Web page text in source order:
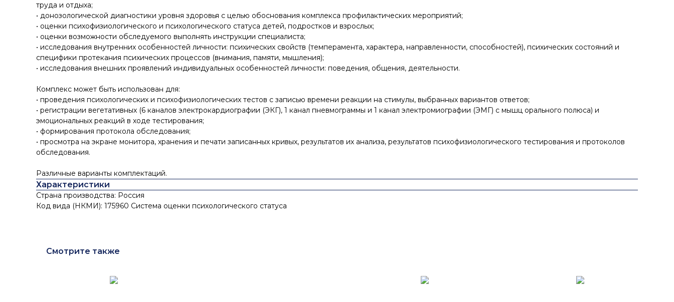
труда и отдыха;
• донозологической диагностики уровня здоровья с целью обоснования комплекса профилактических мероприятий;
• оценки психофизиологического и психологического статуса детей, подростков и взрослых;
• оценки возможности обследуемого выполнять инструкции специалиста;
• исследования внутренних особенностей личности: психических свойств (темперамента, характера, направленности, способностей), психических состояний и
специфики протекания психических процессов (внимания, памяти, мышления);
• исследования внешних проявлений индивидуальных особенностей личности: поведения, общения, деятельности.
Комплекс может быть использован для:
• проведения психологических и психофизиологических тестов с записью времени реакции на стимулы, выбранных вариантов ответов;
• регистрации вегетативных (6 каналов электрокардиографии (ЭКГ), 1 канал пневмограммы и 1 канал электромиографии (ЭМГ) с мышц орального полюса) и
эмоциональных реакций в ходе тестирования;
• формирования протокола обследования;
• просмотра на экране монитора, хранения и печати записанных кривых, результатов их анализа, результатов психофизиологического тестирования и протоколов
обследования.
Различные варианты комплектаций.
Характеристики
Страна производства: Россия
Код вида (НКМИ): 175960 Система оценки психологического статуса
Смотрите также